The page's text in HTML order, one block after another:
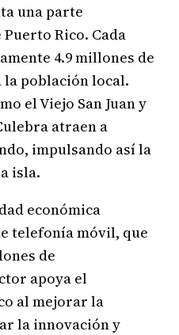
una parte
Rico. Cada
4.9 millones de
población local.
el Viejo San Juan y
atraen a
impulsando así la
isla.
económica
telefonía móvil, que
de
apoya el
al mejorar la
la innovación y